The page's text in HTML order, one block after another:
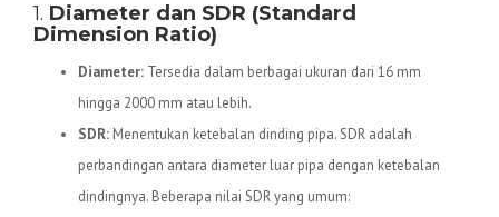
1. Diameter dan SDR (Standard
Dimension Ratio)
Diameter: Tersedia dalam berbagai ukuran dari 16 mm
hingga 2000 mm atau lebih.
SDR: Menentukan ketebalan dinding pipa. SDR adalah
perbandingan antara diameter luar pipa dengan ketebalan
dindingnya. Beberapa nilai SDR yang umum: